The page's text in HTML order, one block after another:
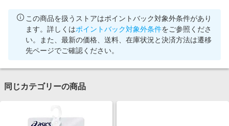
この商品を扱うストアはポイントバック対象外条件があり
ます。詳しくはポイントバック対象外条件をご参照くださ
い。また、最新の価格、送料、在庫状況と決済方法は遷移
先ページでご確認ください。
同じカテゴリーの商品